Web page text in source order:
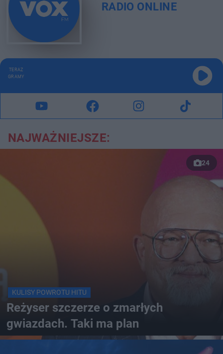
RADIO ONLINE
TERAZ
GRAMY
NAJWAŻNIEJSZE:
24
KULISY POWROTU HITU
Reżyser szczerze o zmarłych
gwiazdach. Taki ma plan